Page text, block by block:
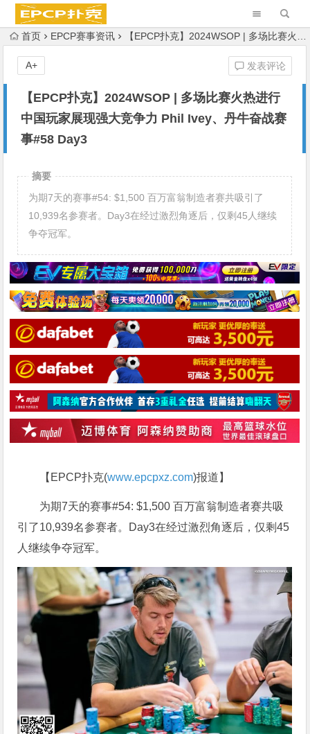
首页 EPCP赛事资讯 【EPCP扑克】2024WSOP | 多场比赛火热进行 中国玩家展现强大竞争力 Phil Ivey、丹牛奋战赛事#58 Day3
【EPCP扑克】2024WSOP | 多场比赛火热进行
中国玩家展现强大竞争力 Phil Ivey、丹牛奋战赛
事#58 Day3
发表评论
A+
摘要
为期7天的赛事#54: $1,500 百万富翁制造者赛共吸引了
10,939名参赛者。Day3在经过激烈角逐后，仅剩45人继续
争夺冠军。
【EPCP扑克(www.epcpxz.com)报道】
为期7天的赛事#54: $1,500 百万富翁制造者赛共吸
引了10,939名参赛者。Day3在经过激烈角逐后，仅剩45
人继续争夺冠军。